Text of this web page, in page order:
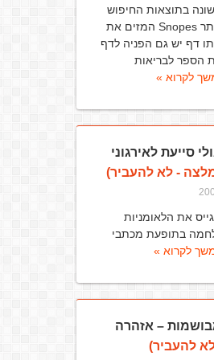
בתוצאות החיפוש
היא הדף באתר Snopes המזים את
דף יש גם הפניה לדף
הספר לבריאות
לקרוא »
סייעת לאירגוני
- לא להעביר)
את הלאומניות
בתופעת מכתבי
לקרוא »
– אזהרה
להעביר)